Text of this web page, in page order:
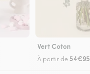
Vert Coton
À partir de 54€95